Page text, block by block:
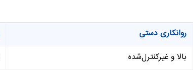
روانکاری دستی
بالا و غیرکنترل‌شده